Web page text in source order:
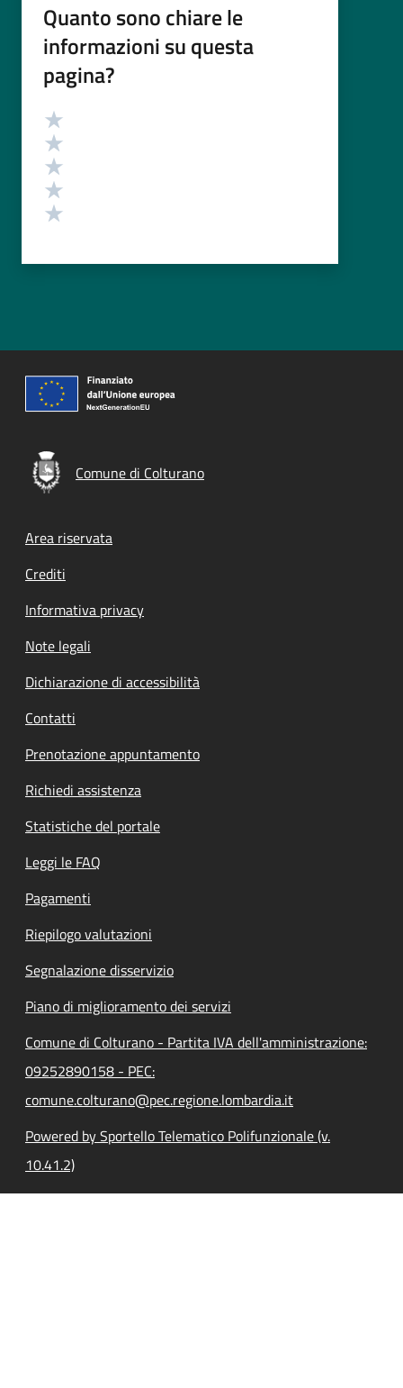
Quanto sono chiare le
informazioni su questa
pagina?
Valutazione
Comune di Colturano
Footer menu
Area riservata
Crediti
Informativa privacy
Note legali
Dichiarazione di accessibilità
Contatti
Prenotazione appuntamento
Richiedi assistenza
Statistiche del portale
Leggi le FAQ
Pagamenti
Riepilogo valutazioni
Segnalazione disservizio
Piano di miglioramento dei servizi
Comune di Colturano - Partita IVA dell'amministrazione:
09252890158 - PEC:
comune.colturano@pec.regione.lombardia.it
Powered by Sportello Telematico Polifunzionale (v.
10.41.2)